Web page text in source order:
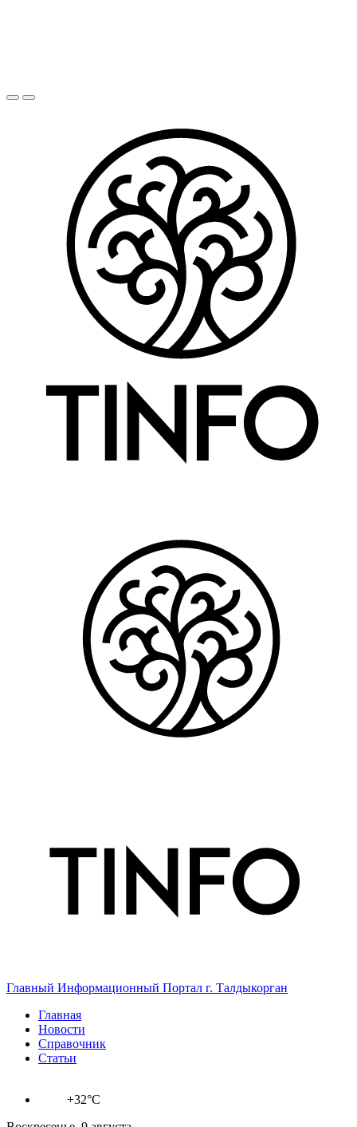
Главный Информационный Портал г. Талдыкорган
Главная
Новости
Справочник
Статьи
+32°C